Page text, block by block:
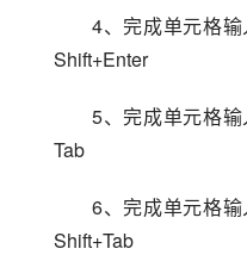
4、完成单元格
Shift+Enter
5、完成单元格
Tab
6、完成单元格
Shift+Tab